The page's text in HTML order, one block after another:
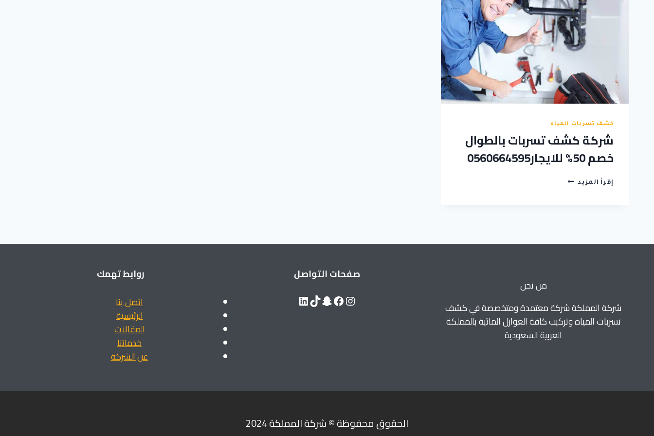
كشف تسربات المياه
شركة كشف تسربات بالطوال
خصم 50% للايجار0560664595
إقرأ المزيد شركة
من نحن
شركة المملكة شركة معتمدة ومتخصصة في كشف
تسربات المياه وتركيب كافة العوازل المائية بالمملكة
العربية السعودية
صفحات التواصل
Instagram
Facebook
Snapchat
TikTok
LinkedIn
روابط تهمك
اتصل بنا
الرئيسية
المقالات
خدماتنا
عن الشركة
الحقوق محفوظة©شركة المملكة 2024